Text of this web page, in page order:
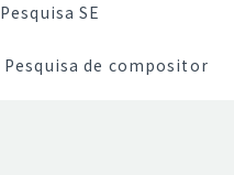
Pesquisa SE
Pesquisa de compositor